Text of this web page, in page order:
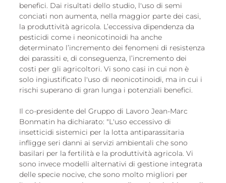
benefici. Dai risultati dello studio, l'uso di semi
conciati non aumenta, nella maggior parte dei casi,
la produttività agricola. L’eccessiva dipendenza da
pesticidi come i neonicotinoidi ha anche
determinato l’incremento dei fenomeni di resistenza
dei parassiti e, di conseguenza, l’incremento dei
costi per gli agricoltori. Vi sono casi in cui non è
solo ingiustificato l'uso di neonicotinoidi, ma in cui i
rischi superano di gran lunga i potenziali benefici.
Il co-presidente del Gruppo di Lavoro Jean-Marc
Bonmatin ha dichiarato: "L'uso eccessivo di
insetticidi sistemici per la lotta antiparassitaria
infligge seri danni ai servizi ambientali che sono
basilari per la fertilità e la produttività agricola. Vi
sono invece modelli alternativi di gestione integrata
delle specie nocive, che sono molto migliori per